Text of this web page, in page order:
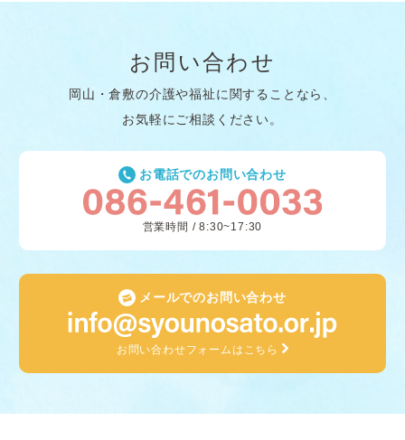
お問い合わせ
岡山・倉敷の介護や福祉に関することなら、
お気軽にご相談ください。
お電話でのお問い合わせ
営業時間 / 8:30~17:30
メールでのお問い合わせ
お問い合わせフォームはこちら